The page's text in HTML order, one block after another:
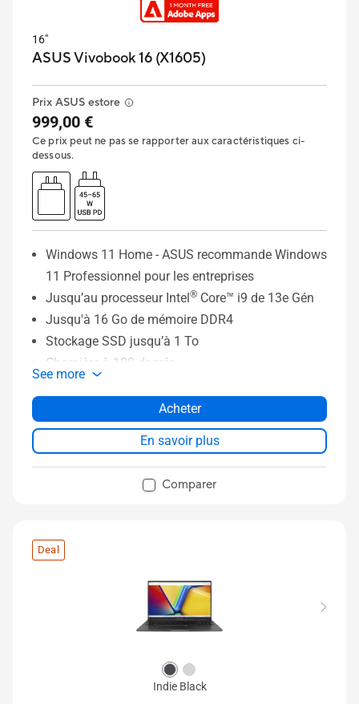
16"
ASUS Vivobook 16 (X1605)
Prix ASUS estore
999,00 €
Ce prix peut ne pas se rapporter aux caractéristiques ci-
dessous.
Windows 11 Home - ASUS recommande Windows
11 Professionnel pour les entreprises
Jusqu’au processeur Intel® Core™ i9 de 13e Gén
Jusqu'à 16 Go de mémoire DDR4
Stockage SSD jusqu’à 1 To
Charnière à 180 degrés
ASUS Antimicrobial Guard Plus
Durabilité de niveau militaire
See more
Acheter
En savoir plus
Comparer
Deal
Indie Black